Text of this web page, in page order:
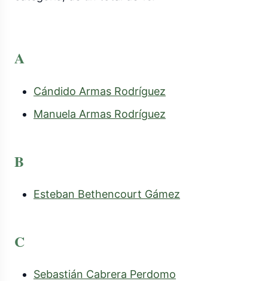
A
Cándido Armas Rodríguez
Manuela Armas Rodríguez
B
Esteban Bethencourt Gámez
C
Sebastián Cabrera Perdomo